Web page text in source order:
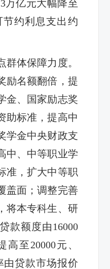
万亿元大幅降至
节约利息支出约
体保障力度。
励名额翻倍，提
金、国家励志奖
助标准，提高中
学金中央财政支
中、中等职业学
准，扩大中等职
盖面；调整完善
将本专科生、研
款额度由16000
高至20000元、
由贷款市场报价